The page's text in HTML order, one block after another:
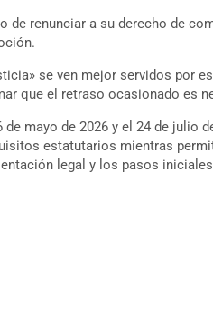
de renunciar a su derecho de
se ven mejor servidos por
que el retraso ocasionado es
mayo de 2026 y el 24 de julio
estatutarios mientras
legal y los pasos